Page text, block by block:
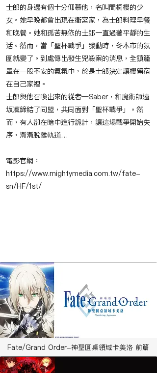
士郎的身邊有個十分仰慕他，名叫間桐櫻的少
女。她早晚都會出現在衛宮家，為士郎料理早餐
和晚餐。她和孤苦無依的士郎一直過著平靜的生
活。然而，當「聖杯戰爭」發動時，冬木市的氛
圍就變了。到處傳出發生兇殺案的消息，全鎮籠
罩在一股不安的氣氛中，於是士郎決定讓櫻留宿
在自己家裡。
士郎與他召喚出來的從者—Saber，和魔術師遠
坂凜締結了同盟，共同面對「聖杯戰爭」。然
而，有人卻在暗中進行詭計，讓這場戰爭開始失
序，漸漸脫離軌道…
電影官網：
https://www.mightymedia.com.tw/fate-
sn/HF/1st/
Fate/Grand Order-神聖圓桌領域卡美洛 前篇